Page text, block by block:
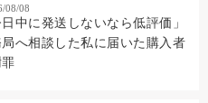
08/08
日中に発送しないなら低評価」
へ相談した私に届いた購入者